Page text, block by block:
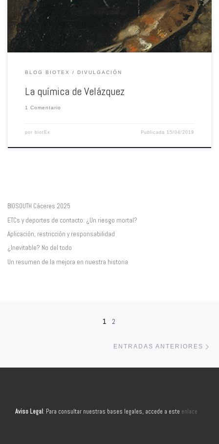
español, sensato e inteligente, su familia es más reconocible en el […]
BLOG BIOTEX DIVULGACIÓN
La química de Velázquez
1 Comentario
por biotEx Publicada 15/04/2019
BIOSOUTH Cáceres 2025
ETCs y deportes de contacto: ¿Un riesgo mortal?
Aplicación, restricción y responsabilidad
¿Inevitable? No del todo
Un resumen de la mejora en nuestra historia
Navegación de entradas
1 2
ENTRADAS ANTERIORES
Aviso Legal: Para consultar nuestras bases legales, accede a este enlace